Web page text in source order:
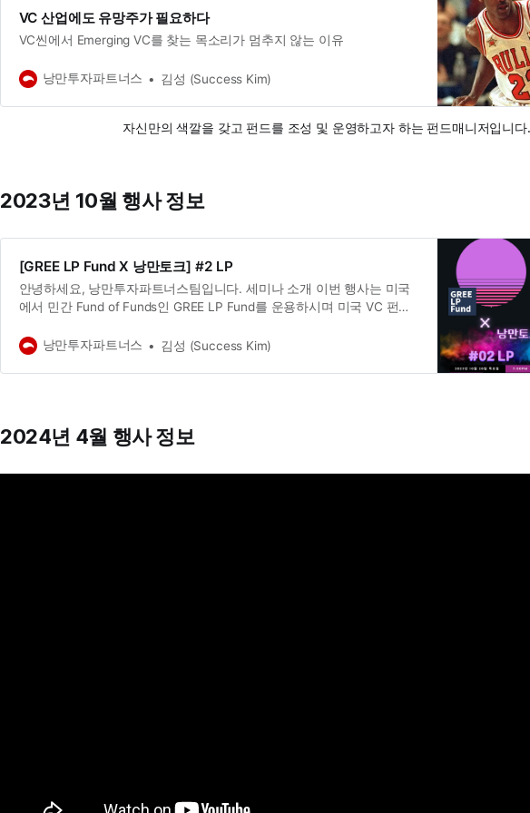
VC 산업에도 유망주가 필요하다
VC씬에서 Emerging VC를 찾는 목소리가 멈추지 않는 이유
낭만투자파트너스 김성 (Success Kim)
자신만의 색깔을 갖고 펀드를 조성 및 운영하고자 하는 펀드매니저입니다.
2023년 10월 행사 정보
[GREE LP Fund X 낭만토크] #2 LP
안녕하세요, 낭만투자파트너스팀입니다. 세미나 소개 이번 행사는 미국
에서 민간 Fund of Funds인 GREE LP Fund를 운용하시며 미국 VC 펀드
팅하게 되었습니다. 김영록 파트너님은 미국의 스타트업 및 벤처캐피탈
낭만투자파트너스 김성 (Success Kim)
2024년 4월 행사 정보